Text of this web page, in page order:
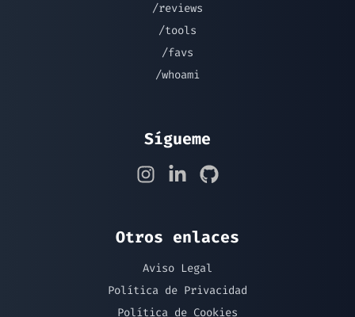
/reviews
/tools
/favs
/whoami
Sígueme
Otros enlaces
Aviso Legal
Política de Privacidad
Política de Cookies